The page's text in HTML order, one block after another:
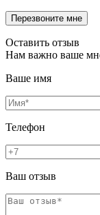
Оставить отзыв
Нам важно ваше
Ваше имя
Телефон
Ваш отзыв